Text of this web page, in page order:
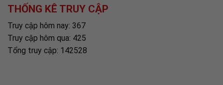
THỐNG KÊ TRUY CẬP
Truy cập hôm nay: 367
Truy cập hôm qua: 425
Tổng truy cập: 142528